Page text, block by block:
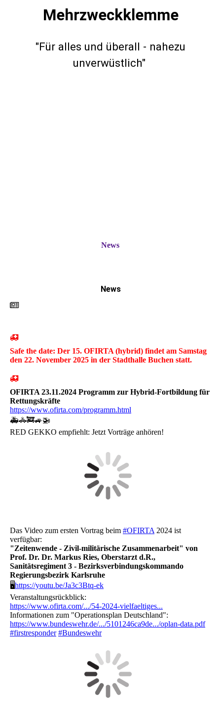
Mehrzweckklemme
"Für alles und überall - nahezu
unverwüstlich"
News
News
Safe the date: Der 15. OFIRTA (hybrid) findet am Samstag
den 22. November 2025 in der Stadthalle Buchen statt.
OFIRTA 23.11.2024 Programm zur Hybrid-Fortbildung für
Rettungskräfte
https://www.ofirta.com/programm.html
🚑🚓🚒🚙🚁
RED GEKKO empfiehlt: Jetzt Vorträge anhören!
Das Video zum ersten Vortrag beim #OFIRTA2024 ist
verfügbar:
"Zeitenwende - Zivil-militärische Zusammenarbeit" von
Prof. Dr. Dr. Markus Ries, Oberstarzt d.R.,
Sanitätsregiment 3 - Bezirksverbindungskommando
Regierungsbezirk Karlsruhe
🖥https://youtu.be/Ja3c3Btq-ek
Veranstaltungsrückblick:
https://www.ofirta.com/.../54-2024-vielfaeltiges...
Informationen zum "Operationsplan Deutschland":
https://www.bundeswehr.de/.../5101246ca9de.../oplan-data.pdf
#firstresponder #Bundeswehr